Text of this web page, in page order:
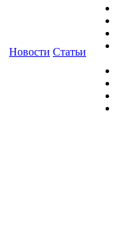
Новости Статьи